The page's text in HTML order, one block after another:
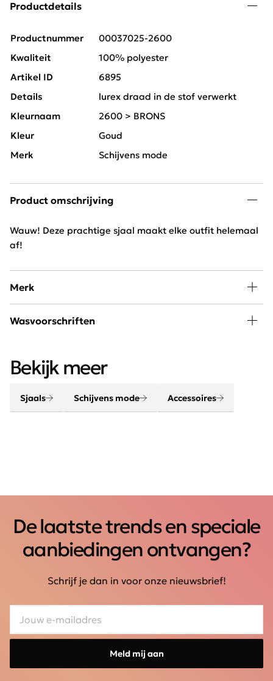
Productdetails
Productnummer
00037025-2600
Kwaliteit
100% polyester
Artikel ID
6895
Details
lurex draad in de stof verwerkt
Kleurnaam
2600 > BRONS
Kleur
Goud
Merk
Schijvens mode
Product omschrijving
Wauw! Deze prachtige sjaal maakt elke outfit helemaal
af!
Merk
Een outfit komt helemaal tot leven met de juiste
Wasvoorschriften
Bekijk meer
Sjaals Schijvens mode Accessoires
De laatste trends en speciale
aanbiedingen ontvangen?
Schrijf je dan in voor onze nieuwsbrief!
Meld mij aan